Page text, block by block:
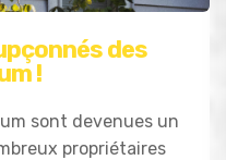
des
!
sont devenues un
propriétaires